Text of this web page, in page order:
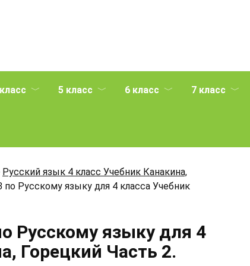
5 класс 6 класс 7 класс
Русский язык 4 класс Учебник Канакина,
Русскому языку для 4 класса Учебник
Русскому языку для 4
Горецкий Часть 2.